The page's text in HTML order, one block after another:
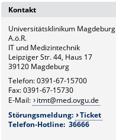
G6
G6.1
Medizintechnik
G6.2
Hardware- und Service-
Management
Netzwerk und Kommunikation
Kontakt
Universitätsklinikum Magdeburg
A.ö.R.
IT und Medizintechnik
Leipziger Str. 44, Haus 17
39120 Magdeburg
Telefon: 0391-67-15700
Fax: 0391-67-15730
E-Mail:
itmt@med.ovgu.de
Störungsmeldung:
Ticket
Telefon-Hotline: 36666